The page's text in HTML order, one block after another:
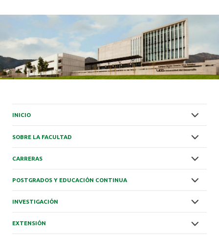
INICIO
SOBRE LA FACULTAD
CARRERAS
POSTGRADOS Y EDUCACIÓN CONTINUA
INVESTIGACIÓN
EXTENSIÓN